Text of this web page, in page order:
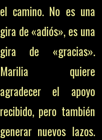
el camino. No es una
gira de «adiós», es una
gira de «gracias».
Marilia quiere
agradecer el apoyo
recibido, pero también
generar nuevos lazos.